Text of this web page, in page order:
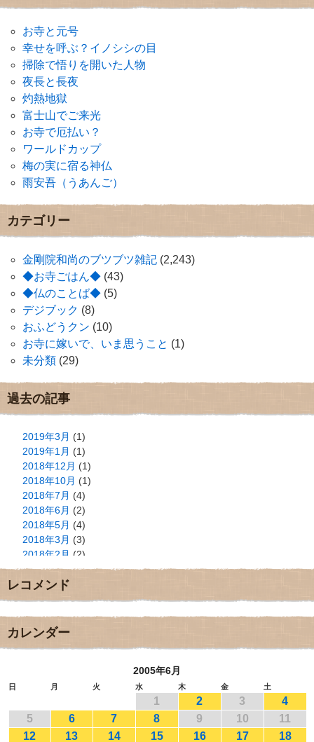
お寺と元号
幸せを呼ぶ？イノシシの目
掃除で悟りを開いた人物
夜長と長夜
灼熱地獄
富士山でご来光
お寺で厄払い？
ワールドカップ
梅の実に宿る神仏
雨安吾（うあんご）
カテゴリー
金剛院和尚のブツブツ雑記 (2,243)
◆お寺ごはん◆ (43)
◆仏のことば◆ (5)
デジブック (8)
おふどうクン (10)
お寺に嫁いで、いま思うこと (1)
未分類 (29)
過去の記事
2019年3月 (1)
2019年1月 (1)
2018年12月 (1)
2018年10月 (1)
2018年7月 (4)
2018年6月 (2)
2018年5月 (4)
2018年3月 (3)
2018年2月 (2)
2018年1月(2)
2017年12月
2017年11月(3)
2017年9月
2017年8月
2017年5月
2017年3月(1)
2017年2月(1)
レコメンド
カレンダー
2005年6月
日 月 火 水 木 金 土
1 2 3
4
5
6 7 8 9 10
11
12
13 14 15 16 17 18